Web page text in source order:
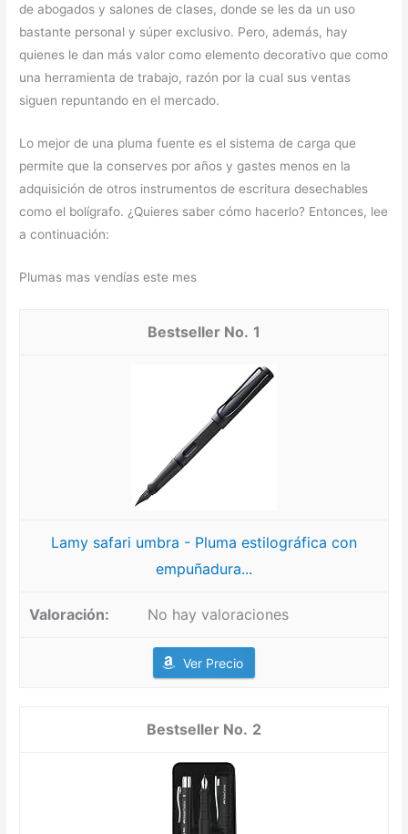
de abogados y salones de clases, donde se les da un uso
bastante personal y súper exclusivo. Pero, además, hay
quienes le dan más valor como elemento decorativo que como
una herramienta de trabajo, razón por la cual sus ventas
siguen repuntando en el mercado.
Lo mejor de una pluma fuente es el sistema de carga que
permite que la conserves por años y gastes menos en la
adquisición de otros instrumentos de escritura desechables
como el bolígrafo. ¿Quieres saber cómo hacerlo? Entonces, lee
a continuación:
Plumas mas vendías este mes
1
Lamy safari umbra - Pluma estilográfica con
empuñadura...
No hay valoraciones
Ver Precio
2